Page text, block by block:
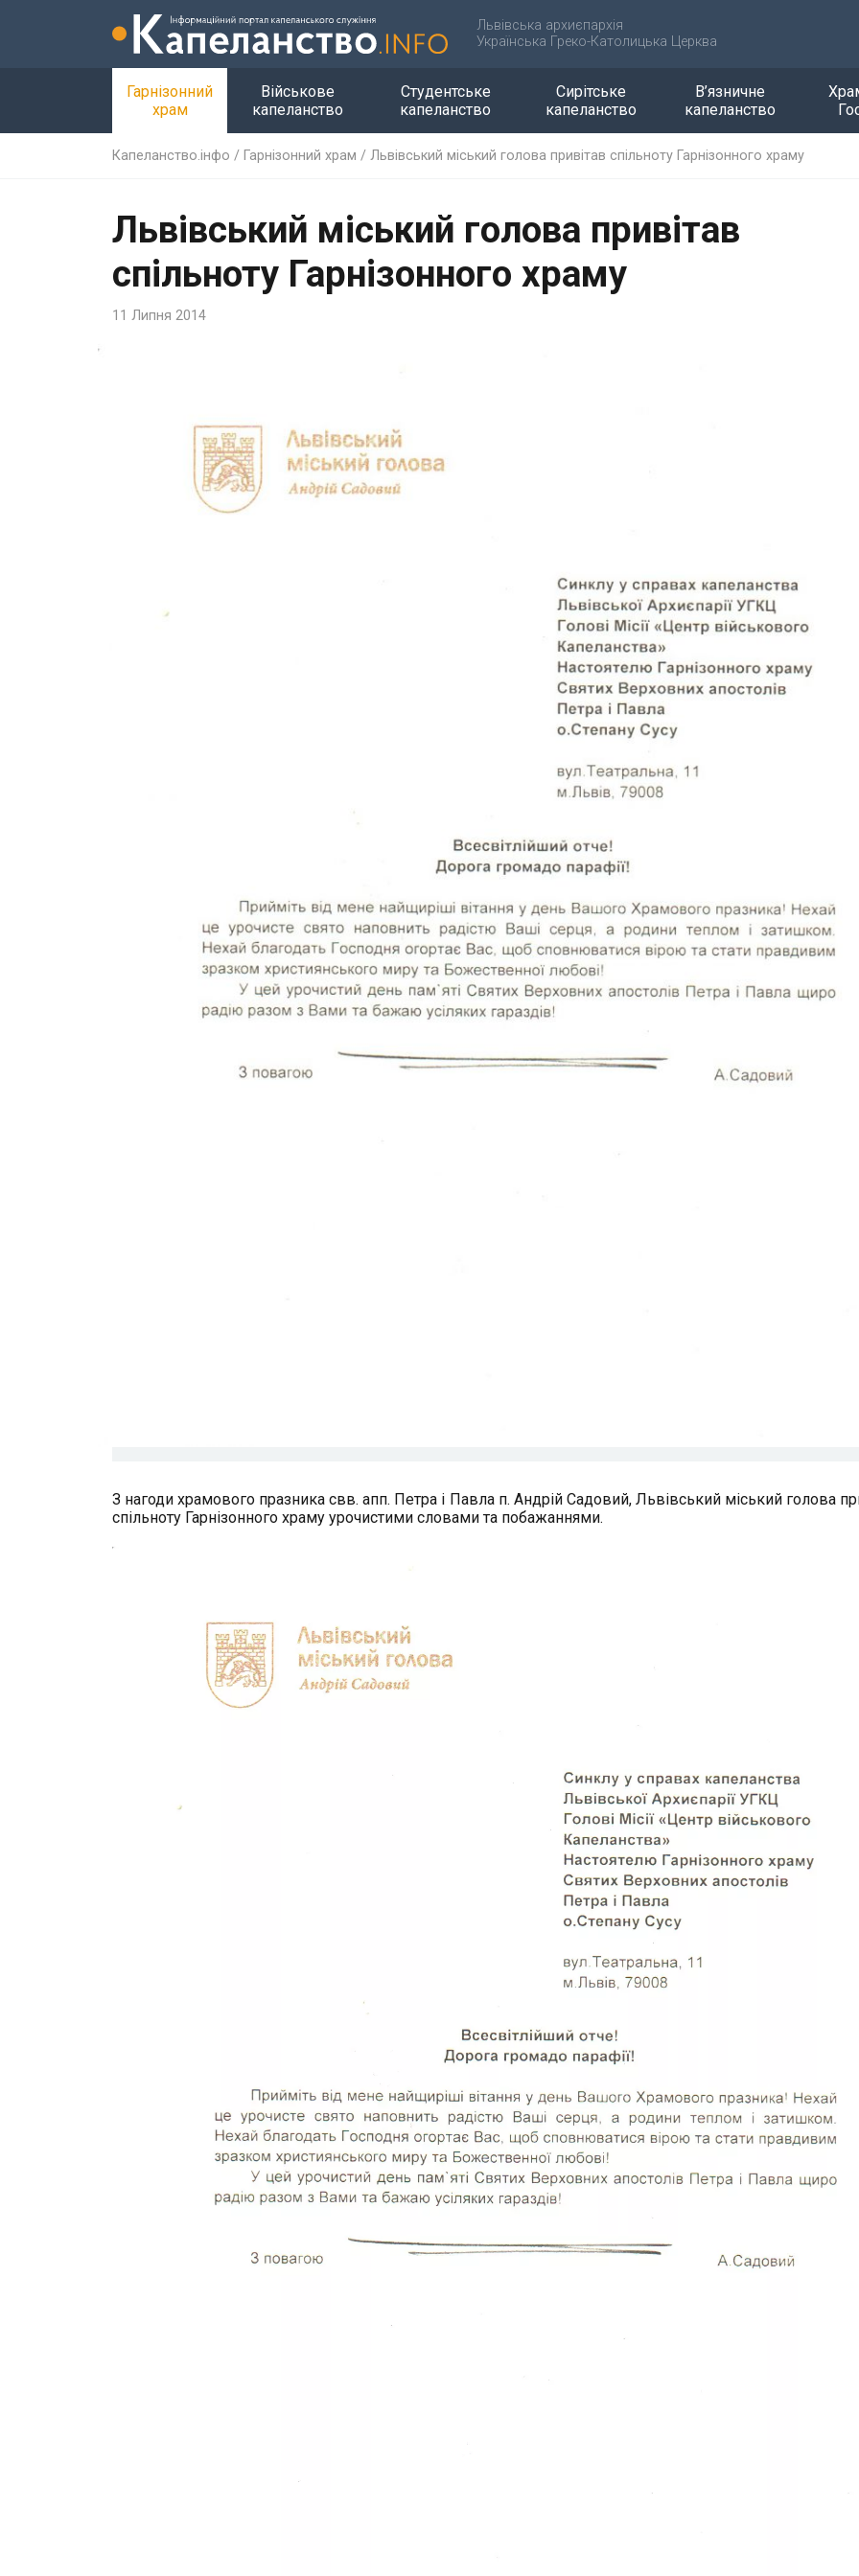
Львівська архиєпархія
Українська Греко-Католицька Церква
Гарнізонний
храм
Військове
капеланство
Студентське
капеланство
Сирітське
капеланство
В’язничне
капеланство
Капеланство.інфо / Гарнізонний храм / Львівський міський голова привітав спільноту Гарнізонного храму
Львівський міський голова привітав
спільноту Гарнізонного храму
11 Липня 2014
З нагоди храмового празника свв. апп. Петра і Павла п. Андрій Садовий, Львівський міський голова
спільноту Гарнізонного храму урочистими словами та побажаннями.